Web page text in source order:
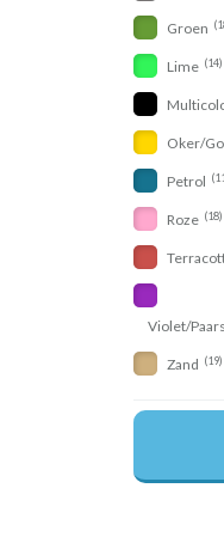
Groen
Lime (14)
Oker/
Petrol
Roze (18)
Violet/
Zand (19)